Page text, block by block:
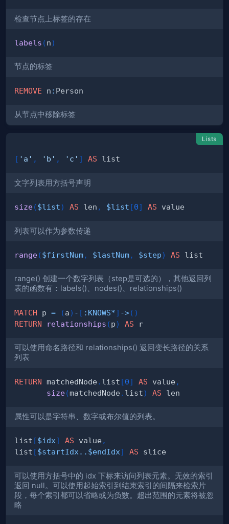
检查节点上标签的存在
labels (n)
节点的标签
REMOVE n :
从节点中移除标签
Lists
[ 'a' , 'b' , 'c' ] AS
文字列表用方括号声明
size($list) AS len , $list [0] AS
列表可以作为参数传递
range($firstNum, $lastNum, $step) AS
range() 创建一个数字列表（step是可选的），其他返回列
表的函数有：labels()、nodes()、relationships()
MATCH p = (a) - [ : KNOWS*] ->( )
RETURN
relationships (p) AS
可以使用命名路径和 relationships() 返回变长路径的关系
列表
RETURN matchedNode . list [0] AS value ,
size(matchedNode . list) AS
属性可以是字符串、数字或布尔值的列表。
list [$idx] AS value ,
list [$startIdx .. $endIdx] AS
可以使用方括号中的 idx 下标来访问列表元素。无效的索引
返回 null。可以使用起始索引到结束索引的间隔来检索片
段，每个索引都可以省略或为负数。超出范围的元素将被忽
略